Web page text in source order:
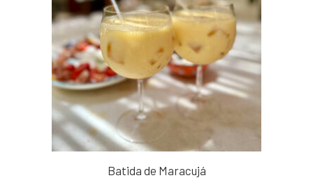
Batida de Maracujá